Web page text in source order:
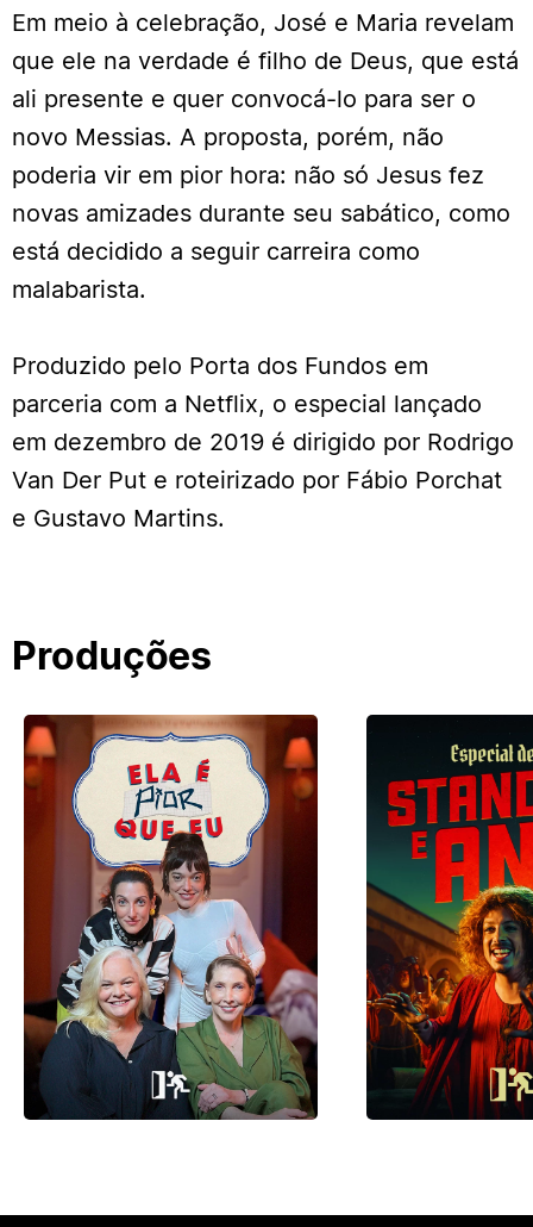
Em meio à celebração, José e Maria revelam
que ele na verdade é filho de Deus, que está
ali presente e quer convocá-lo para ser o
novo Messias. A proposta, porém, não
poderia vir em pior hora: não só Jesus fez
novas amizades durante seu sabático, como
está decidido a seguir carreira como
malabarista.
Produzido pelo Porta dos Fundos em
parceria com a Netflix, o especial lançado
em dezembro de 2019 é dirigido por Rodrigo
Van Der Put e roteirizado por Fábio Porchat
e Gustavo Martins.
Produções